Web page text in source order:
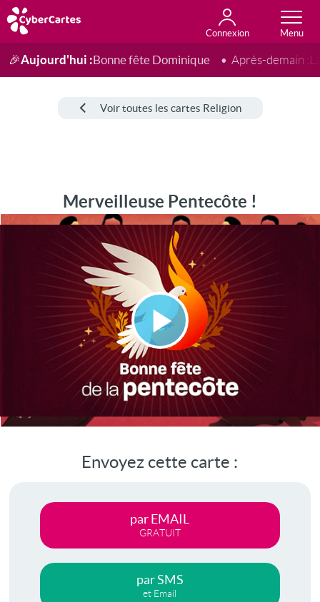
Connexion
Anniversaire
Fête du jour
Amour
Amitié
Merci
Toutes les cartes
🎉Aujourd'hui :Bonne fête Dominique Après-demain :
Voir toutes les cartes Religion
Merveilleuse Pentecôte !
Lire
la
vidéo
Envoyez cette carte :
par EMAIL
GRATUIT
par SMS
et Email